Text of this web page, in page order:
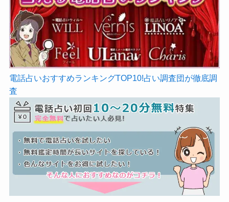
電話占いおすすめランキングTOP10!占い調査団が徹底調
査